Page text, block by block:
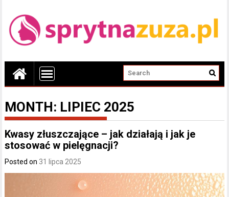
MONTH: LIPIEC 2025
Kwasy złuszczające – jak działają i jak je
stosować w pielęgnacji?
Posted on 31 lipca 2025